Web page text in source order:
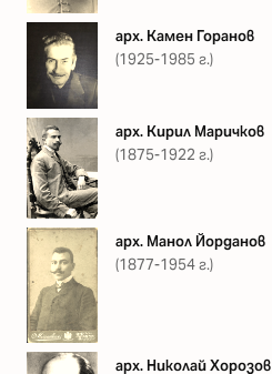
арх. Камен Горанов
(1925-1985 г.)
арх. Кирил Маричков
(1875-1922 г.)
арх. Манол Йорданов
(1877-1954 г.)
арх. Николай Хорозов